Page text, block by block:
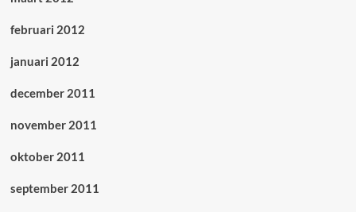
februari 2012
januari 2012
december 2011
november 2011
oktober 2011
september 2011